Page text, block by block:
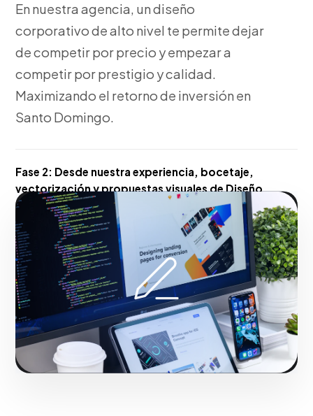
En nuestra agencia, un diseño
corporativo de alto nivel te permite dejar
de competir por precio y empezar a
competir por prestigio y calidad.
Maximizando el retorno de inversión en
Santo Domingo.
Fase 2: Desde nuestra experiencia, bocetaje,
vectorización y propuestas visuales de Diseño
Gráfico Publicitario y Piezas Gráficas. Con
resultados reales para el mercado de Santo
Domingo.
Iniciar proyecto